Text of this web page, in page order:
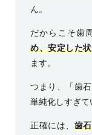
ん。
だからこそ歯
め、安定した
ます。
つまり、「歯
単純化しすぎて
正確には、 歯